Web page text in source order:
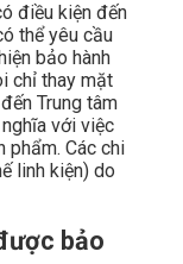
điều kiện đến
thể yêu cầu
bảo hành
chỉ thay mặt
Trung tâm
với việc
phẩm. Các chi
linh kiện) do
bảo